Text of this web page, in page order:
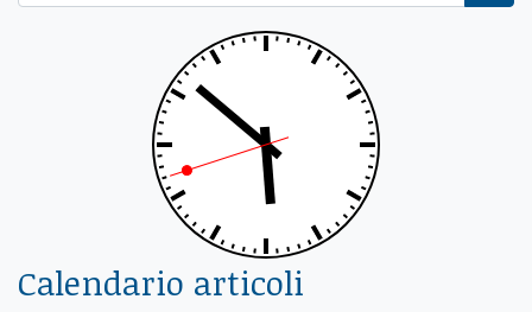
Calendario articoli